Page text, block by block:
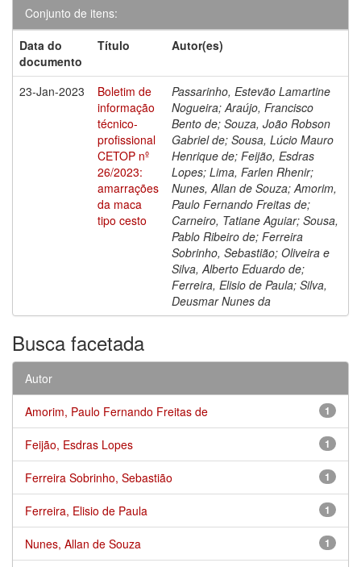
Conjunto de itens:
Data do
documento
Título Autor(es)
23-Jan-2023
Boletim de
informação
técnico-
profissional
CETOP nº
26/2023:
amarrações
da maca
tipo cesto
Passarinho, Estevão Lamartine
Nogueira; Araújo, Francisco
Bento de; Souza, João Robson
Gabriel de; Sousa, Lúcio Mauro
Henrique de; Feijão, Esdras
Lopes; Lima, Farlen Rhenir;
Nunes, Allan de Souza; Amorim,
Paulo Fernando Freitas de;
Carneiro, Tatiane Aguiar; Sousa,
Pablo Ribeiro de; Ferreira
Sobrinho, Sebastião; Oliveira e
Silva, Alberto Eduardo de;
Ferreira, Elisio de Paula; Silva,
Deusmar Nunes da
Busca facetada
Autor
1
Amorim, Paulo Fernando Freitas de
1
Feijão, Esdras Lopes
1
Ferreira Sobrinho, Sebastião
1
Ferreira, Elisio de Paula
1
Nunes, Allan de Souza